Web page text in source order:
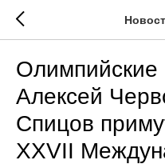
Алексей
Спицов
XXVII